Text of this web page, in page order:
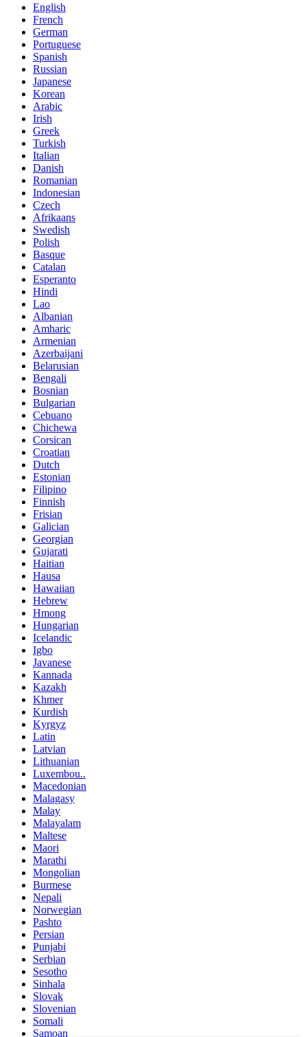
English
French
German
Portuguese
Spanish
Russian
Japanese
Korean
Arabic
Irish
Greek
Turkish
Italian
Danish
Romanian
Indonesian
Czech
Afrikaans
Swedish
Polish
Basque
Catalan
Esperanto
Hindi
Lao
Albanian
Amharic
Armenian
Azerbaijani
Belarusian
Bengali
Bosnian
Bulgarian
Cebuano
Chichewa
Corsican
Croatian
Dutch
Estonian
Filipino
Finnish
Frisian
Galician
Georgian
Gujarati
Haitian
Hausa
Hawaiian
Hebrew
Hmong
Hungarian
Icelandic
Igbo
Javanese
Kannada
Kazakh
Khmer
Kurdish
Kyrgyz
Latin
Latvian
Lithuanian
Luxembou..
Macedonian
Malagasy
Malay
Malayalam
Maltese
Maori
Marathi
Mongolian
Burmese
Nepali
Norwegian
Pashto
Persian
Punjabi
Serbian
Sesotho
Sinhala
Slovak
Slovenian
Somali
Samoan